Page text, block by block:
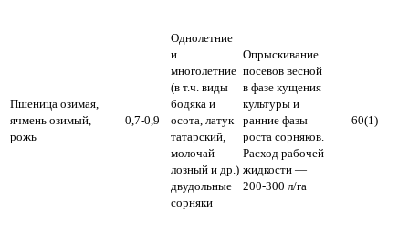
Пшеница озимая,
ячмень озимый,
рожь
0,7-0,9
Однолетние
и
многолетние
(в т.ч. виды
бодяка и
осота, латук
татарский,
молочай
лозный и др.)
двудольные
сорняки
Опрыскивание
посевов весной
в фазе кущения
культуры и
ранние фазы
роста сорняков.
Расход рабочей
жидкости —
200-300 л/га
60(1)